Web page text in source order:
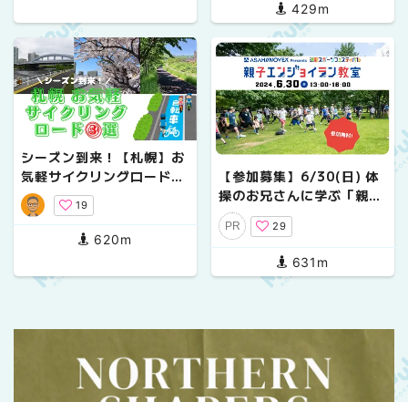
429m
シーズン到来！【札幌】お
気軽サイクリングロード３
選
19
620m
【参加募集】6/30(日) 体
操のお兄さんに学ぶ「親子
エンジョイラン教室」を中
島公園で開催！
PR 29
631m